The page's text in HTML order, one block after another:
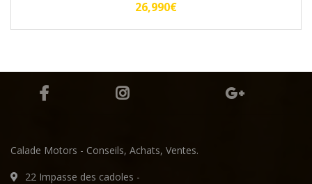
Calade Motors - Conseils, Achats, Ventes.
22 Impasse des cadoles -